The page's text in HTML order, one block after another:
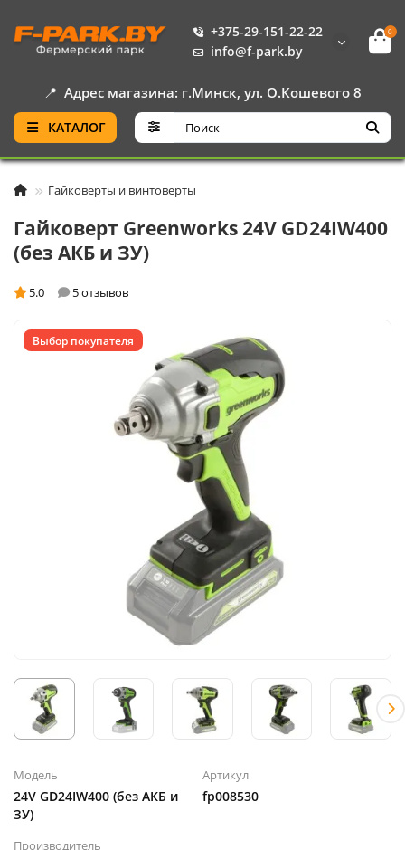
+375-29-151-22-22
info@f-park.by
0
📍 Адрес магазина: г.Минск, ул. О.Кошевого 8
КАТАЛОГ
Гайковерты и винтоверты
Гайковерт Greenworks 24V GD24IW400
(без АКБ и ЗУ)
5.0 5 отзывов
Выбор покупателя
Модель
24V GD24IW400 (без АКБ и
ЗУ)
Артикул
fp008530
Производитель